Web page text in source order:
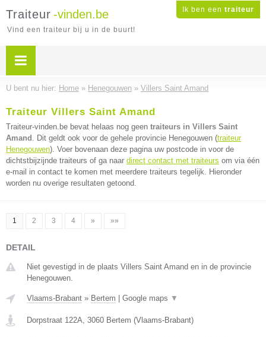
Ik ben een traiteur
Traiteur -vinden.be
Vind een traiteur bij u in de buurt!
U bent nu hier: Home » Henegouwen » Villers Saint Amand
Traiteur Villers Saint Amand
Traiteur-vinden.be bevat helaas nog geen traiteurs in Villers Saint
Amand . Dit geldt ook voor de gehele provincie Henegouwen (traiteur
Henegouwen). Voer bovenaan deze pagina uw postcode in voor de
dichtstbijzijnde traiteurs of ga naar direct contact met traiteurs om via één
e-mail in contact te komen met meerdere traiteurs tegelijk. Hieronder
worden nu overige resultaten getoond.
1 2 3 4 » »»
DETAIL
Niet gevestigd in de plaats Villers Saint Amand en in de provincie
Henegouwen.
Vlaams-Brabant » Bertem Google maps ▼
Dorpstraat 122A, 3060 Bertem (Vlaams-Brabant)